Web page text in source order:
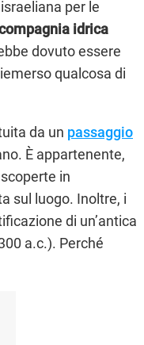
per le
idrica
dovuto essere
qualcosa di
da un passaggio
È appartenente,
in
sul luogo. Inoltre, i
di un’antica
a.c.). Perché